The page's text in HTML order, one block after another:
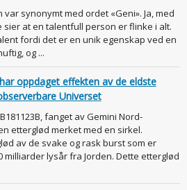
var synonymt med ordet «Geni». Ja, med
at en talentfull person er flinke i alt.
fordi det er en unik egenskap ved en
og ...
oppdaget effekten av de eldste
Universet
fanget av Gemini Nord-
etterglød merket med en sirkel.
av de svake og rask burst som er
lysår fra Jorden. Dette etterglød